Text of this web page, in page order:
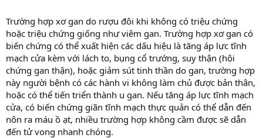
Trường hợp xơ gan do rượu đôi khi không có triệu chứng
hoặc triệu chứng giống như viêm gan. Trường hợp xơ gan có
biến chứng có thể xuất hiện các dấu hiệu là tăng áp lực tĩnh
mạch cửa kèm với lách to, bụng cổ trướng, suy thận (hội
chứng gan thận), hoặc giảm sút tinh thần do gan, trường hợp
này người bệnh có các hành vi không làm chủ được bản thân,
hoặc có thể tiến triển thành u gan. Nếu tăng áp lực tĩnh mạch
cửa, có biến chứng giãn tĩnh mạch thực quản có thể dẫn đến
nôn ra máu ồ ạt, nhiều trường hợp không cầm được sẽ dẫn
đến tử vong nhanh chóng.